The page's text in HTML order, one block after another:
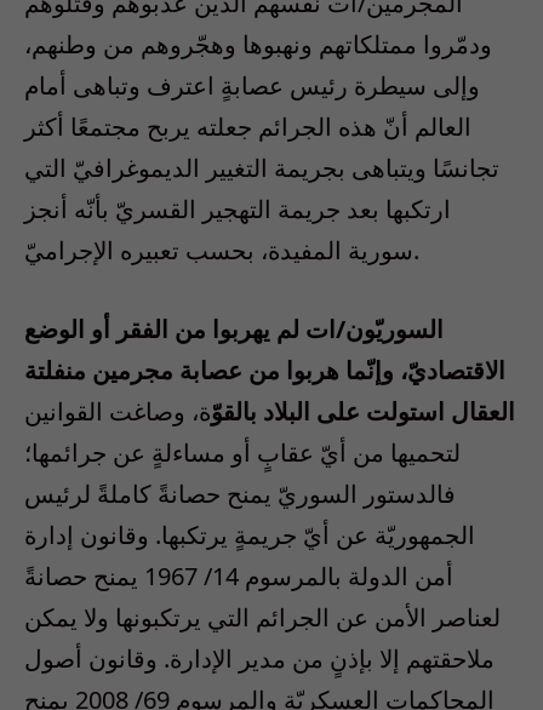
ودمّروا ممتلكاتهم ونهبوها وهجّروهم من وطنهم،
وإلى سيطرة رئيس عصابةٍ اعترف وتباهى أمام
العالم أنّ هذه الجرائم جعلته يربح مجتمعًا أكثر
تجانسًا ويتباهى بجريمة التغيير الديموغرافيّ التي
ارتكبها بعد جريمة التهجير القسريّ بأنّه أنجز
سورية المفيدة، بحسب تعبيره الإجراميّ.
السوريّون/ات لم يهربوا من الفقر أو الوضع
الاقتصاديّ، وإنّما هربوا من عصابة مجرمين منفلتة
العقال استولت على البلاد بالقوّة، وصاغت القوانين
لتحميها من أيّ عقابٍ أو مساءلةٍ عن جرائمها؛
فالدستور السوريّ يمنح حصانةً كاملةً لرئيس
الجمهوريّة عن أيّ جريمةٍ يرتكبها. وقانون إدارة
أمن الدولة بالمرسوم 14/ 1967 يمنح حصانةً
لعناصر الأمن عن الجرائم التي يرتكبونها ولا يمكن
ملاحقتهم إلا بإذنٍ من مدير الإدارة. وقانون أصول
المحاكمات العسكريّة والمرسوم 69/ 2008 يمنح